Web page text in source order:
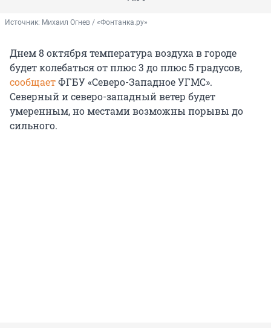
Источник: Михаил Огнев / «Фонтанка.ру»
Днем 8 октября температура воздуха в городе
будет колебаться от плюс 3 до плюс 5 градусов,
сообщаетФГБУ «Северо-Западное УГМС».
Северный и северо-западный ветер будет
умеренным, но местами возможны порывы до
сильного.